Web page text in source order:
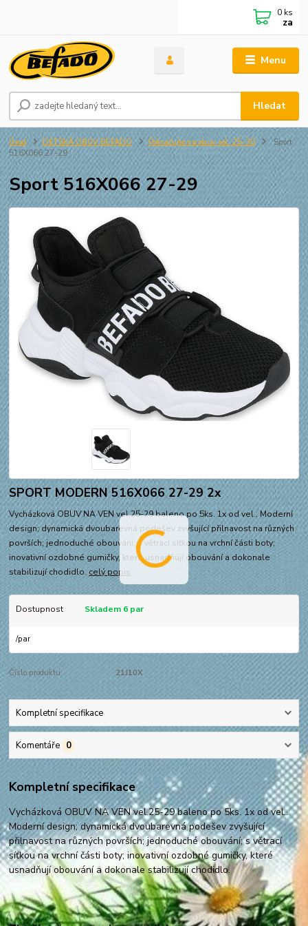
Menu
Hledat
0 ks
za
Úvod DĚTSKÁ OBUV BEFADO Pokračujte na obuv vel. 25-30
Sport
516X066 27-29
Sport 516X066 27-29
SPORT MODERN 516X066 27-29 2x
Vycházková OBUV NA VEN vel.25-29 baleno po 5ks. 1x od vel.. Moderní
design; dynamická dvoubarevná podešev zvyšující přilnavost na různých
površích; jednoduché obouvání; s větrací síťkou na vrchní části boty;
inovativní ozdobné gumičky, které usnadňují obouvání a dokonale
stabilizují chodidlo.celý popis
Dostupnost Skladem 6 par
/par
Číslo produktu: 21J10X
Kompletní specifikace
Komentáře 0
Kompletní specifikace
Vycházková OBUV NA VEN vel.25-29 baleno po 5ks. 1x od vel..
Moderní design; dynamická dvoubarevná podešev zvyšující
přilnavost na různých površích; jednoduché obouvání; s větrací
síťkou na vrchní části boty; inovativní ozdobné gumičky, které
usnadňují obouvání a dokonale stabilizují chodidlo.